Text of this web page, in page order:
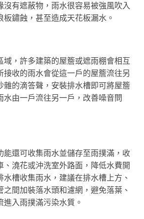
沒有遮蔽物，雨水很容易被強風吹入
板鏽蝕，甚至造成天花板漏水。
域，許多建築的屋簷或遮雨棚會相互
接收的雨水會從這一戶的屋簷流往另
雜的滴答聲，安裝排水槽即可將屋簷
水由一戶流往另一戶，改善噪音問
能還可收集雨水並儲存至雨撲滿，收
、澆花或沖洗室外路面，降低水費開
水槽收集雨水，建議在排水槽上方、
之間加裝落水頭和濾網，避免落葉、
入雨撲滿污染水質。